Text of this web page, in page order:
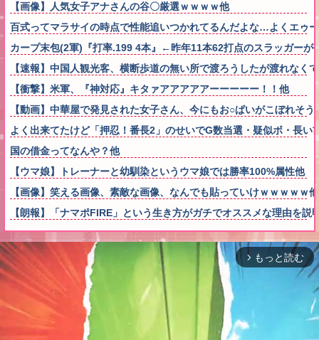
【画像】人気女子アナさんの谷〇厳選ｗｗｗｗ他
百式ってマラサイの時点で性能追いつかれてるんだよな…よくエゥ
カープ末包(2軍)『打率.199 4本』←昨年11本62打点のスラッガーが
【速報】中国人観光客、横断歩道の無い所で渡ろうしたが渡れなく
【衝撃】米軍、『神対応』キタァアアアアアーーーーー！！他
【動画】中華屋で発見された女子さん、今にもお○ぱいがこぼれそ
よく出来てたけど「押忍！番長2」のせいでG数当選・疑似ボ・長
国の借金ってなんや？他
【ウマ娘】トレーナーと幼馴染というウマ娘では勝率100%属性他
【画像】笑える画像、素敵な画像、なんでも貼っていけｗｗｗｗｗ他
【朗報】「ナマポFIRE」という生き方がガチでオススメな理由を説
arrow_forward_ios もっと読む